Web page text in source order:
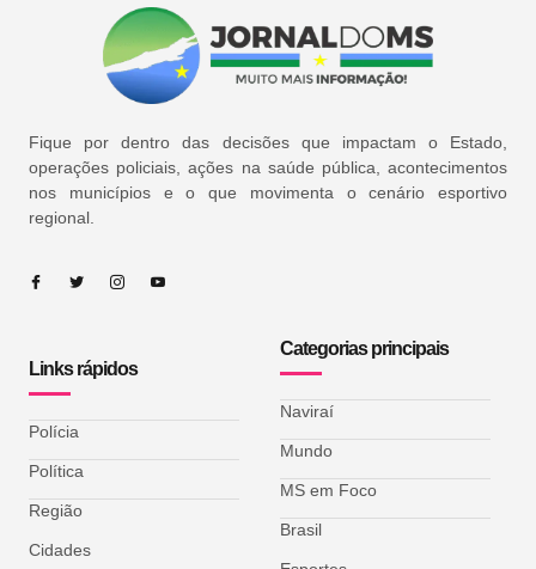
Fique por dentro das decisões que impactam o Estado,
operações policiais, ações na saúde pública, acontecimentos
nos municípios e o que movimenta o cenário esportivo
regional.
Links rápidos
Polícia
Política
Região
Cidades
Categorias principais
Naviraí
Mundo
MS em Foco
Brasil